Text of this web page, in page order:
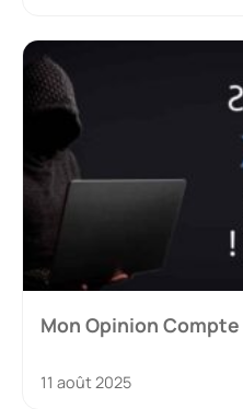
Mon Opinion
11 août 2025